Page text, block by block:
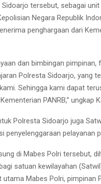
tersebut, sebagai
Negara Republik
penghargaan dari
dan bimbingan
Polresta Sidoarjo, yang
Sehingga kami dapat
PANRB,” ungkap
Polresta Sidoarjo juga
penyelenggaraan pelayanan
di Mabes Polri tersebut,
satuan kewilayahan
Mabes Polri,